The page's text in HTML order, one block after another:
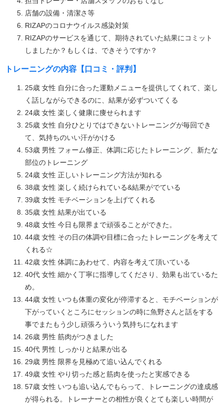
店舗の設備・清潔さ等
RIZAPのコロナウイルス感染対策
RIZAPのサービスを通じて、期待されていた結果にコミット
しましたか？もしくは、できそうですか？
トレーニングの内容【口コミ・評判】
25歳 女性 自分に合った運動メニューを提供してくれて、楽し
く話しながらできるのに、結果が必ずついてくる
24歳 女性 楽しく健康に痩せられます
25歳 女性 自分ひとりではできないトレーニングが毎回でき
て、気持ちのいい汗がかける
53歳 男性 フォーム修正、体調に応じたトレーニング、新たな
部位のトレーニング
24歳 女性 正しいトレーニング方法が知れる
38歳 女性 楽しく続けられている&結果がでている
39歳 女性 モチベーションを上げてくれる
35歳 女性 結果が出ている
48歳 女性 今日も限界まで頑張ることができた。
44歳 女性 その日の体調や目標に合ったトレーニングを考えて
くれる☆
42歳 女性 体調にあわせて、内容を考えて頂いている
40代 女性 細かく丁寧に指導してくださり、効果も出ているた
め。
44歳 女性 いつも体重の変化が停滞すると、モチベーションが
下がっていくところにセッションの時に魚野さんと話をする
事でまたもう少し頑張ろういう気持ちになれます
26歳 男性 筋肉がつきました
40代 男性 しっかりと結果が出る
29歳 男性 限界を見極めて追い込んでくれる
49歳 女性 やり切った感と筋肉を使ったと実感できる
57歳 女性 いつも追い込んでもらって、トレーニングの達成感
が得られる。トレーナーとの相性が良くとても楽しい時間が